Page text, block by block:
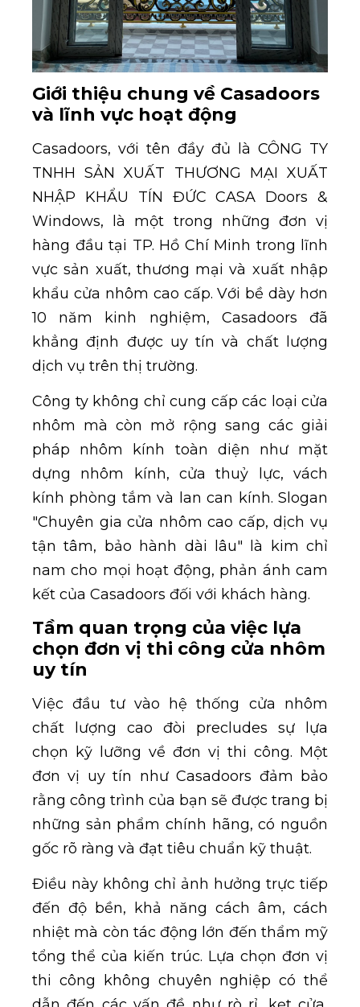
Giới thiệu chung về Casadoors
và lĩnh vực hoạt động
Casadoors, với tên đầy đủ là CÔNG TY
TNHH SẢN XUẤT THƯƠNG MẠI XUẤT
NHẬP KHẨU TÍN ĐỨC CASA Doors &
Windows, là một trong những đơn vị
hàng đầu tại TP. Hồ Chí Minh trong lĩnh
vực sản xuất, thương mại và xuất nhập
khẩu cửa nhôm cao cấp. Với bề dày hơn
10 năm kinh nghiệm, Casadoors đã
khẳng định được uy tín và chất lượng
dịch vụ trên thị trường.
Công ty không chỉ cung cấp các loại cửa
nhôm mà còn mở rộng sang các giải
pháp nhôm kính toàn diện như mặt
dựng nhôm kính, cửa thuỷ lực, vách
kính phòng tắm và lan can kính. Slogan
"Chuyên gia cửa nhôm cao cấp, dịch vụ
tận tâm, bảo hành dài lâu" là kim chỉ
nam cho mọi hoạt động, phản ánh cam
kết của Casadoors đối với khách hàng.
Tầm quan trọng của việc lựa
chọn đơn vị thi công cửa nhôm
uy tín
Việc đầu tư vào hệ thống cửa nhôm
chất lượng cao đòi precludes sự lựa
chọn kỹ lưỡng về đơn vị thi công. Một
đơn vị uy tín như Casadoors đảm bảo
rằng công trình của bạn sẽ được trang bị
những sản phẩm chính hãng, có nguồn
gốc rõ ràng và đạt tiêu chuẩn kỹ thuật.
Điều này không chỉ ảnh hưởng trực tiếp
đến độ bền, khả năng cách âm, cách
nhiệt mà còn tác động lớn đến thẩm mỹ
tổng thể của kiến trúc. Lựa chọn đơn vị
thi công không chuyên nghiệp có thể